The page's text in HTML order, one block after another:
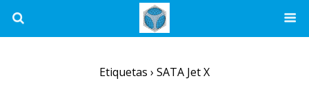
Etiquetas › SATA Jet X